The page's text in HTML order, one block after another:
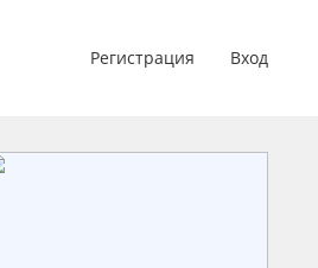
Регистрация Вход